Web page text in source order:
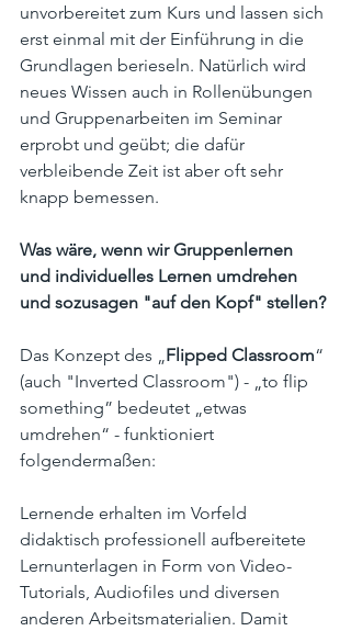
unvorbereitet zum Kurs und lassen sich
erst einmal mit der Einführung in die
Grundlagen berieseln. Natürlich wird
neues Wissen auch in Rollenübungen
und Gruppenarbeiten im Seminar
erprobt und geübt; die dafür
verbleibende Zeit ist aber oft sehr
knapp bemessen.
Was wäre, wenn wir Gruppenlernen
und individuelles Lernen umdrehen
und sozusagen "auf den Kopf" stellen?
Das Konzept des Flipped Classroom“
(auch "Inverted Classroom") - „to flip
something” bedeutet „etwas
umdrehen“ - funktioniert
folgendermaßen:
Lernende erhalten im Vorfeld
didaktisch professionell aufbereitete
Lernunterlagen in Form von Video-
Tutorials, Audiofiles und diversen
anderen Arbeitsmaterialien. Damit